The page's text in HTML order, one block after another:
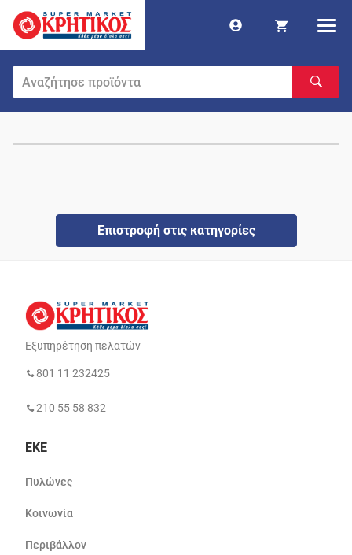
Επιστροφή στις κατηγορίες
Εξυπηρέτηση πελατών
801 11 232425
210 55 58 832
ΕΚΕ
Πυλώνες
Κοινωνία
Περιβάλλον